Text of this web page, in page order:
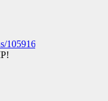
1059169764134670336